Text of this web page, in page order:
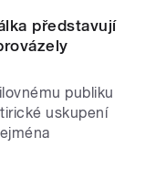
představují
publiku
uskupení